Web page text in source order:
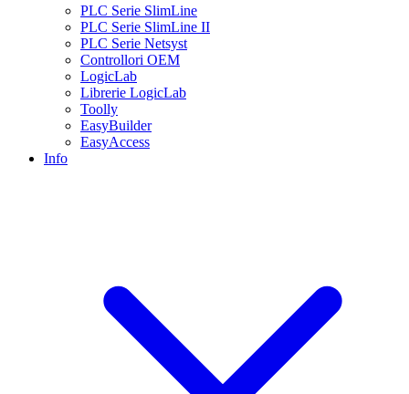
PLC Serie SlimLine
PLC Serie SlimLine II
PLC Serie Netsyst
Controllori OEM
LogicLab
Librerie LogicLab
Toolly
EasyBuilder
EasyAccess
Info